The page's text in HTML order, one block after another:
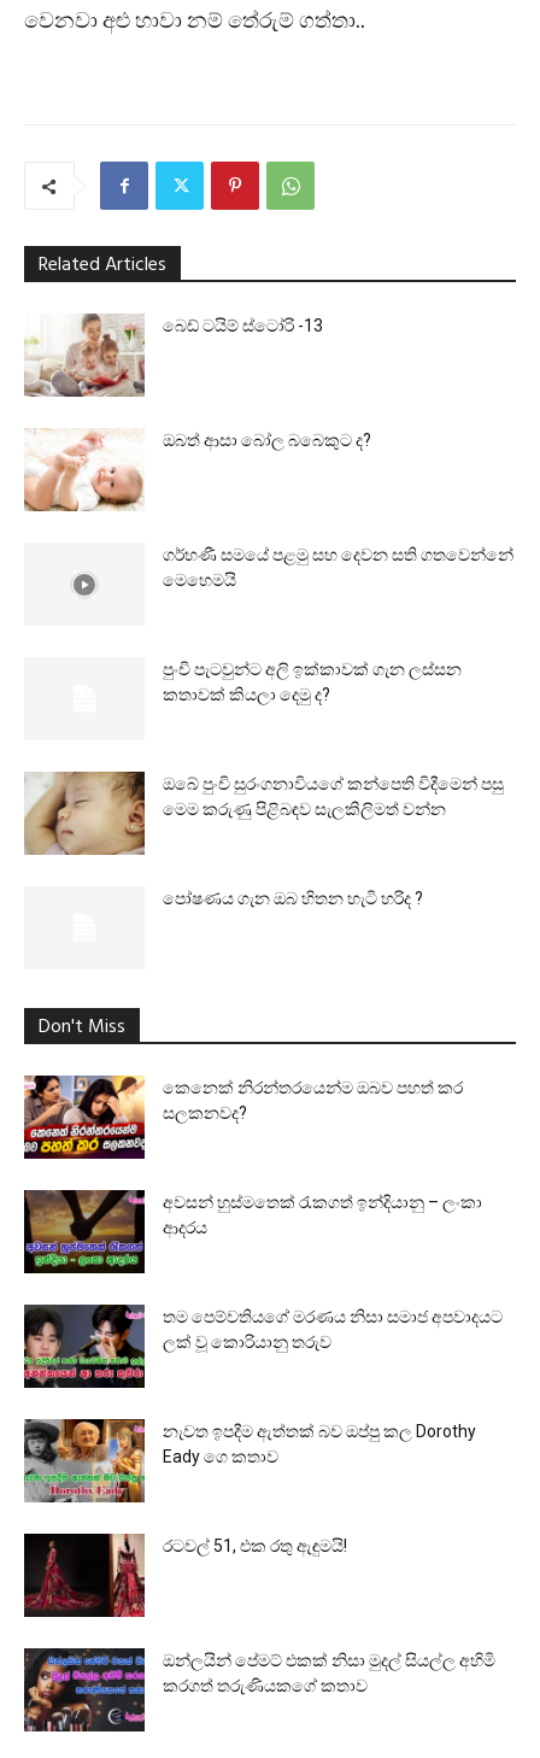
වෙනවා අළු හාවා නම් තේරුම් ගත්තා..
Related Articles
බෙඩ් ටයිම් ස්ටෝරි -13
ඔබත් ආසා බෝල බබෙකුට ද?
ගර්භණී සමයේ පළමු සහ දෙවන සති ගතවෙන්නේ
මෙහෙමයි
පුංචි පැටවුන්ට අලි ඉක්කාවක් ගැන ලස්සන
කතාවක් කියලා දෙමු ද?
ඔබේ පුංචි සුරංගනාවියගේ කන්පෙති විදීමෙන් පසු
මෙම කරුණු පිළිබඳව සැලකිලිමත් වන්න
පෝෂණය ගැන ඔබ හිතන හැටි හරිද ?
Don't Miss
කෙනෙක් නිරන්තරයෙන්ම ඔබව පහත් කර
සලකනවද?
අවසන් හුස්මතෙක් රැකගත් ඉන්දියානු – ලංකා
ආදරය
තම පෙම්වතියගේ මරණය නිසා සමාජ අපවාදයට
ලක් වූ කොරියානු තරුව
නැවත ඉපදීම ඇත්තක් බව ඔප්පු කල Dorothy
Eady ගෙ කතාව
රටවල් 51, එක රතු ඇඳුමයි!
ඔන්ලයින් පේමට් එකක් නිසා මුදල් සියල්ල අහිමි
කරගත් තරුණියකගේ කතාව